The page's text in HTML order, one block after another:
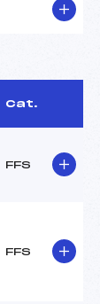
Cat.
FFS
FFS